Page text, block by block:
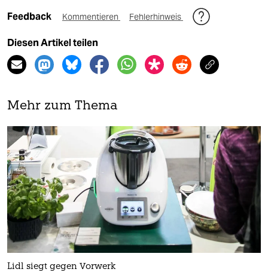
Feedback Kommentieren Fehlerhinweis
Diesen Artikel teilen
Mehr zum Thema
Lidl siegt gegen Vorwerk